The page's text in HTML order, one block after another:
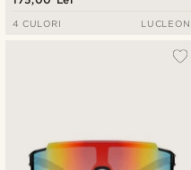
4 CULORI LUCLEON